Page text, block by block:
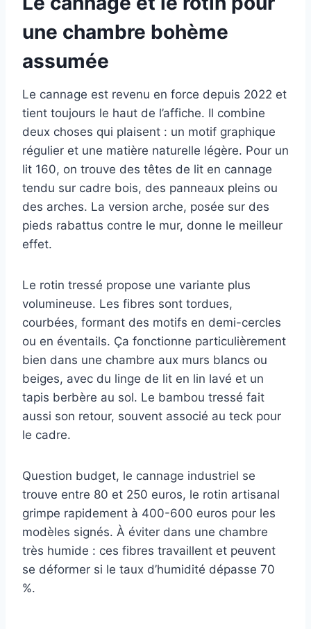
une chambre bohème
assumée
Le cannage est revenu en force depuis 2022 et
tient toujours le haut de l’affiche. Il combine
deux choses qui plaisent : un motif graphique
régulier et une matière naturelle légère. Pour un
lit 160, on trouve des têtes de lit en cannage
tendu sur cadre bois, des panneaux pleins ou
des arches. La version arche, posée sur des
pieds rabattus contre le mur, donne le meilleur
effet.
Le rotin tressé propose une variante plus
volumineuse. Les fibres sont tordues,
courbées, formant des motifs en demi-cercles
ou en éventails. Ça fonctionne particulièrement
bien dans une chambre aux murs blancs ou
beiges, avec du linge de lit en lin lavé et un
tapis berbère au sol. Le bambou tressé fait
aussi son retour, souvent associé au teck pour
le cadre.
Question budget, le cannage industriel se
trouve entre 80 et 250 euros, le rotin artisanal
grimpe rapidement à 400-600 euros pour les
modèles signés. À éviter dans une chambre
très humide : ces fibres travaillent et peuvent
se déformer si le taux d’humidité dépasse 70
%.